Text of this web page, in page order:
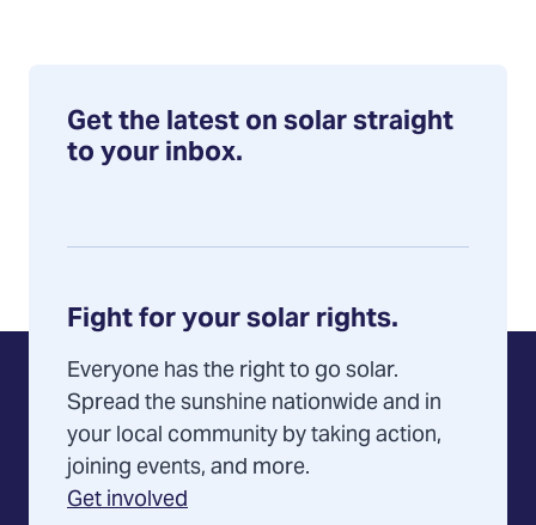
Get the latest on solar straight
to your inbox.
Fight for your solar rights.
Everyone has the right to go solar.
Spread the sunshine nationwide and in
your local community by taking action,
joining events, and more.
Get involved